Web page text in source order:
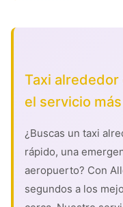
Taxi alrededor
el servicio
¿Buscas un taxi
rápido, una
aeropuerto? Con
segundos a los